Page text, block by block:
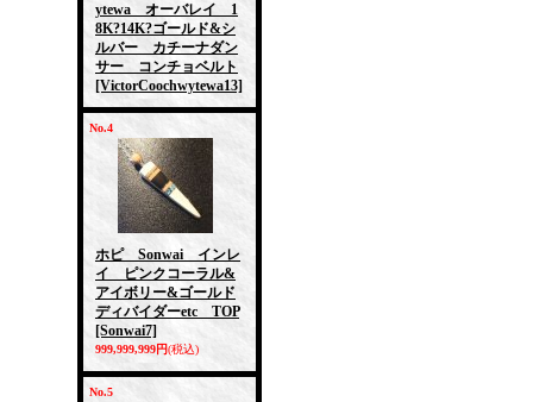
ytewa オーバレイ 1
8K?14K?ゴールド&シ
ルバー カチーナダン
サー コンチョベルト
[VictorCoochwytewa13]
No.4
ホピ Sonwai インレ
イ ピンクコーラル&
アイボリー&ゴールド
ディバイダーetc TOP
[Sonwai7]
999,999,999円(税込)
No.5